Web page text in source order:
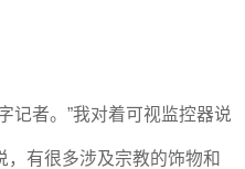
记者。”我对着可视监控器说
有很多涉及宗教的饰物和